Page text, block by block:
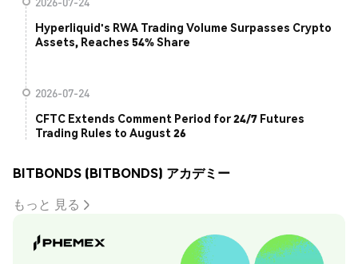
Hyperliquid's RWA Trading Volume Surpasses Crypto
Assets, Reaches 54% Share
2026-07-24
CFTC Extends Comment Period for 24/7 Futures
Trading Rules to August 26
BITBONDS (BITBONDS) アカデミー
もっと 見る